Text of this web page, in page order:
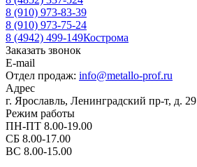
8 (910) 973-83-39
8 (910) 973-75-24
8 (4942) 499-149Кострома
Заказать звонок
E-mail
Отдел продаж: info@metallo-prof.ru
Адрес
г. Ярославль, Ленинградский пр-т, д. 29
Режим работы
ПН-ПТ 8.00-19.00
СБ 8.00-17.00
ВС 8.00-15.00